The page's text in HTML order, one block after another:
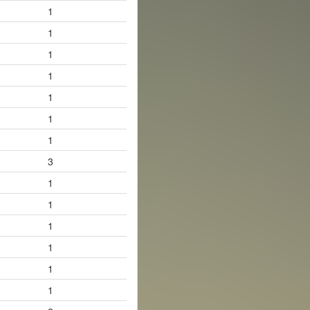
1
1
1
1
1
1
1
3
1
1
1
1
1
1